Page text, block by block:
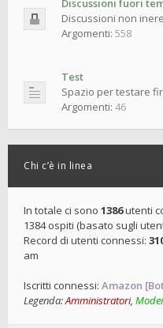
Discussioni fuori
Discussioni non
Argomenti: 558
Test
Spazio per testare
Argomenti: 46
Chi c’è in linea
In totale ci sono 1386utenti
1384 ospiti (basato sugli
Record di utenti connessi:
am
Iscritti connessi: Amazon
Legenda:Amministratori,